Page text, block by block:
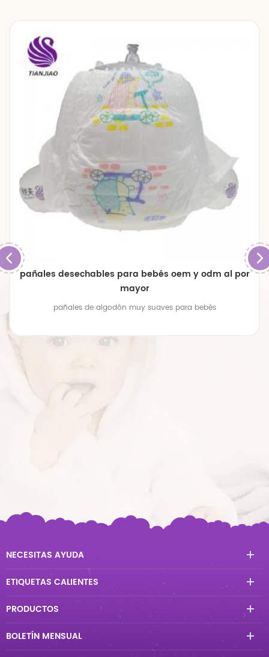
pañales de bebé transpirables de gran tamaño
premium
pañales de bebé transpirables de gran tamaño premium
NECESITAS AYUDA
ETIQUETAS CALIENTES
PRODUCTOS
BOLETÍN MENSUAL